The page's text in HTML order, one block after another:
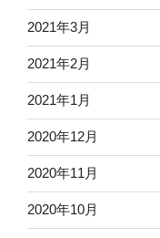
2021年3月
2021年2月
2021年1月
2020年12月
2020年11月
2020年10月